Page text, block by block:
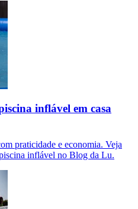
inflável em casa
praticidade e economia. Veja
inflável no Blog da Lu.